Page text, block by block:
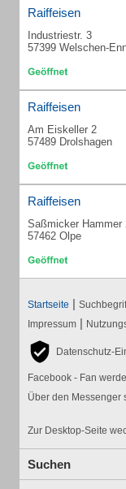
Raiffeisen
Industriestr. 3
57399 Welschen-
Raiffeisen
Am Eiskeller 2
57489 Drolshagen
Raiffeisen
Saßmicker Hammer
57462 Olpe
Startseite |
Impressum |
Datenschutz-
Facebook - Fan
Über den Messenger
Zur Desktop-Seite
Suchen